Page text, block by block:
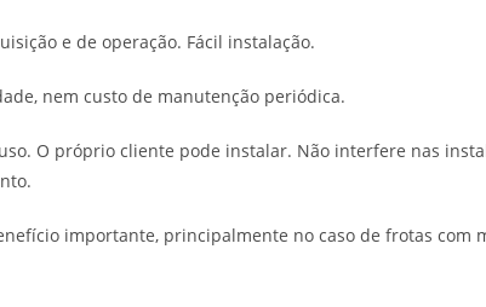
e de operação. Fácil instalação.
nem custo de manutenção periódica.
O próprio cliente pode instalar. Não interfere nas
importante, principalmente no caso de frotas com